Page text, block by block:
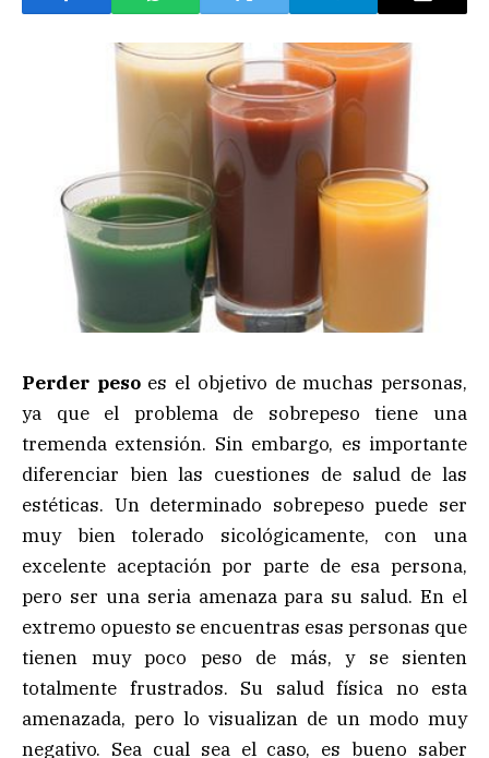
Perder pesoes el objetivo de muchas personas,
ya que el problema de sobrepeso tiene una
tremenda extensión. Sin embargo, es importante
diferenciar bien las cuestiones de salud de las
estéticas. Un determinado sobrepeso puede ser
muy bien tolerado sicológicamente, con una
excelente aceptación por parte de esa persona,
pero ser una seria amenaza para su salud. En el
extremo opuesto se encuentras esas personas que
tienen muy poco peso de más, y se sienten
totalmente frustrados. Su salud física no esta
amenazada, pero lo visualizan de un modo muy
negativo. Sea cual sea el caso, es bueno saber